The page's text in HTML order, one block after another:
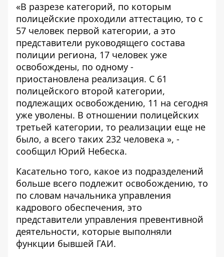
«В разрезе категорий, по которым
полицейские проходили аттестацию, то с
57 человек первой категории, а это
представители руководящего состава
полиции региона, 17 человек уже
освобождены, по одному -
приостановлена реализация. С 61
полицейского второй категории,
подлежащих освобождению, 11 на сегодня
уже уволены. В отношении полицейских
третьей категории, то реализации еще не
было, а всего таких 232 человека », -
сообщил Юрий Небеска.
Касательно того, какое из подразделений
больше всего подлежит освобождению, то
по словам начальника управления
кадрового обеспечения, это
представители управления превентивной
деятельности, которые выполняли
функции бывшей ГАИ.